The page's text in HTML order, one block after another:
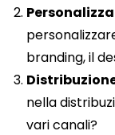
branding, il
nella
vari canali?